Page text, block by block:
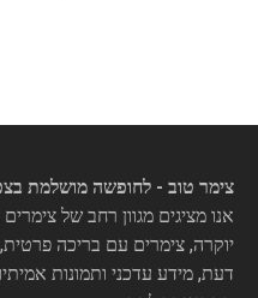
צימר טוב - לחופשה מושלמת
אנו מציגים מגוון רחב של
יוקרה, צימרים עם בריכה
דעת, מידע עדכני ותמונות